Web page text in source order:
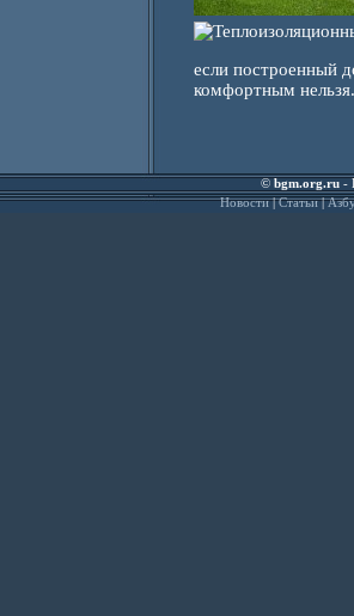
если построенный
комфортным
©bgm.org.ru-
Новости|Статьи|